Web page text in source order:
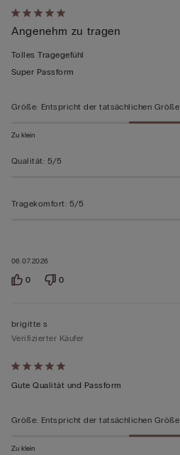
Mit
5
von
5
06.07.2026
Angenehm zu tragen
Tolles Tragegefühl
Super Passform
Größe: Entspricht der tatsächlichen Größe
Zu klein
Qualität: 5/5
Tragekomfort: 5/5
0 0
Mit
5
5
brigitte s
Verifizierter Käufer
Gute Qualität und Passform
Größe: Entspricht der tatsächlichen Größe
Zu klein